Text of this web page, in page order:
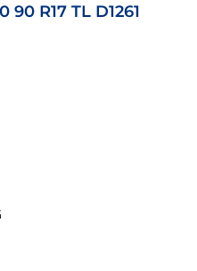
90 R17 TL D1261